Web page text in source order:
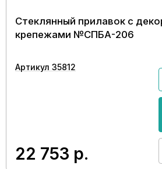
Стеклянный прилавок с
крепежами №СПБА-206
Артикул 35812
22 753 р.